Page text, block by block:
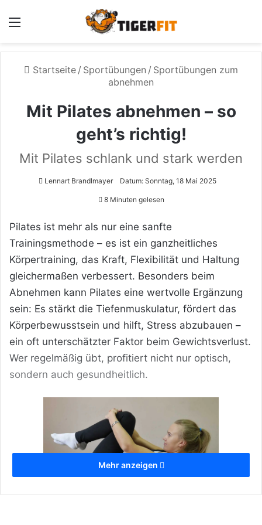
Startseite / Sportübungen / Sportübungen zum
abnehmen
Mit Pilates abnehmen – so
geht’s richtig!
Mit Pilates schlank und stark werden
Lennart Brandlmayer Datum: Sonntag, 18 Mai 2025
8 Minuten gelesen
Pilates ist mehr als nur eine sanfte
Trainingsmethode – es ist ein ganzheitliches
Körpertraining, das Kraft, Flexibilität und Haltung
gleichermaßen verbessert. Besonders beim
Abnehmen kann Pilates eine wertvolle Ergänzung
sein: Es stärkt die Tiefenmuskulatur, fördert das
Körperbewusstsein und hilft, Stress abzubauen –
ein oft unterschätzter Faktor beim Gewichtsverlust.
Wer regelmäßig übt, profitiert nicht nur optisch,
sondern auch gesundheitlich.
Mehr anzeigen